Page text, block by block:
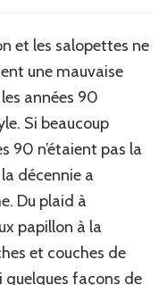
et les salopettes ne
une mauvaise
années 90
Si beaucoup
90 n’étaient pas la
décennie a
Du plaid à
papillon à la
et couches de
quelques façons de